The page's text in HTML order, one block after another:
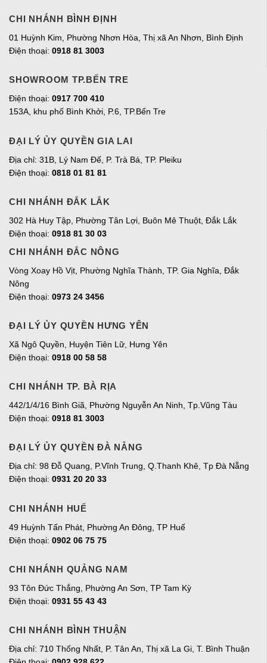
CHI NHÁNH BÌNH ĐỊNH
01 Huỳnh Kim, Phường Nhơn Hòa, Thị xã An Nhơn, Bình Định
Điện thoại: 0918 81 3003
SHOWROOM TP.BẾN TRE
Điện thoại: 0917 700 410
153A, khu phố Bình Khởi, P.6, TP.Bến Tre
ĐẠI LÝ ỦY QUYỀN GIA LAI
Địa chỉ: 31B, Lý Nam Đế, P. Trà Bá, TP. Pleiku
Điện thoại: 0818 01 81 81
CHI NHÁNH ĐẮK LẮK
302 Hà Huy Tập, Phường Tân Lợi, Buôn Mê Thuột, Đắk Lắk
Điện thoại: 0918 81 30 03
CHI NHÁNH ĐẮC NÔNG
Vòng Xoay Hồ Vịt, Phường Nghĩa Thành, TP. Gia Nghĩa, Đắk
Nông
Điện thoại: 0973 24 3456
ĐẠI LÝ ỦY QUYỀN HƯNG YÊN
Xã Ngô Quyền, Huyện Tiên Lữ, Hưng Yên
Điện thoại: 0918 00 58 58
CHI NHÁNH TP. BÀ RỊA
442/1/4/16 Bình Giã, Phường Nguyễn An Ninh, Tp.Vũng Tàu
Điện thoại: 0918 81 3003
ĐẠI LÝ ỦY QUYỀN ĐÀ NẴNG
Địa chỉ: 98 Đỗ Quang, P.Vĩnh Trung, Q.Thanh Khê, Tp Đà Nẵng
Điện thoại: 0931 20 20 33
CHI NHÁNH HUẾ
49 Huỳnh Tấn Phát, Phường An Đông, TP Huế
Điện thoại: 0902 06 75 75
CHI NHÁNH QUẢNG NAM
93 Tôn Đức Thắng, Phường An Sơn, TP Tam Kỳ
Điện thoại: 0931 55 43 43
CHI NHÁNH BÌNH THUẬN
Địa chỉ: 710 Thống Nhất, P. Tân An, Thị xã La Gi, T. Bình Thuận